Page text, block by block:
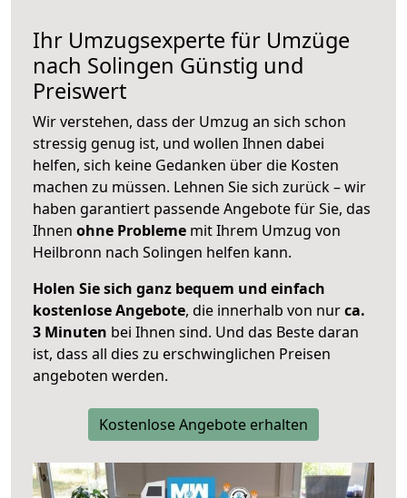
Ihr Umzugsexperte für Umzüge
nach Solingen Günstig und
Preiswert
Wir verstehen, dass der Umzug an sich schon
stressig genug ist, und wollen Ihnen dabei
helfen, sich keine Gedanken über die Kosten
machen zu müssen. Lehnen Sie sich zurück – wir
haben garantiert passende Angebote für Sie, das
Ihnen ohne Probleme mit Ihrem Umzug von
Heilbronn nach Solingen helfen kann.
Holen Sie sich ganz bequem und einfach
kostenlose Angebote, die innerhalb von nurca.
3 Minuten bei Ihnen sind. Und das Beste daran
ist, dass all dies zu erschwinglichen Preisen
angeboten werden.
Kostenlose Angebote erhalten